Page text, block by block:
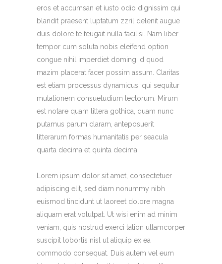
eros et accumsan et iusto odio dignissim qui
blandit praesent luptatum zzril delenit augue
duis dolore te feugait nulla facilisi. Nam liber
tempor cum soluta nobis eleifend option
congue nihil imperdiet doming id quod
mazim placerat facer possim assum. Claritas
est etiam processus dynamicus, qui sequitur
mutationem consuetudium lectorum. Mirum
est notare quam littera gothica, quam nunc
putamus parum claram, anteposuerit
litterarum formas humanitatis per seacula
quarta decima et quinta decima.
Lorem ipsum dolor sit amet, consectetuer
adipiscing elit, sed diam nonummy nibh
euismod tincidunt ut laoreet dolore magna
aliquam erat volutpat. Ut wisi enim ad minim
veniam, quis nostrud exerci tation ullamcorper
suscipit lobortis nisl ut aliquip ex ea
commodo consequat. Duis autem vel eum